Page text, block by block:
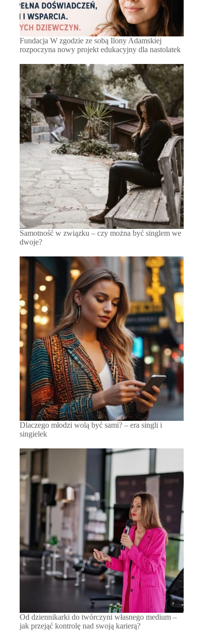
Fundacja W zgodzie ze sobą Ilony Adamskiej
rozpoczyna nowy projekt edukacyjny dla nastolatek
Samotność w związku – czy można być singlem we
dwoje?
Dlaczego młodzi wolą być sami? – era singli i
singielek
Od dziennikarki do twórczyni własnego medium –
jak przejąć kontrolę nad swoją karierą?